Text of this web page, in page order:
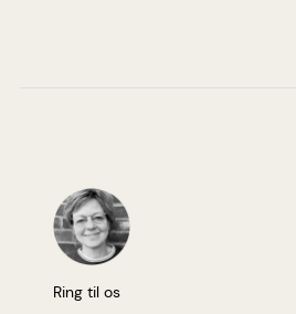
Ring til os